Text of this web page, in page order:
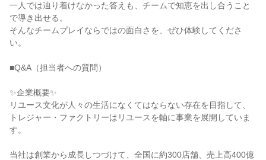
一人では辿り着けなかった答えも、チームで知恵を出し合うこと
で導き出せる。
そんなチームプレイならではの面白さを、ぜひ体験してくださ
い。
■Q&A（担当者への質問）
✨企業概要✨
リユース文化が人々の生活になくてはならない存在を目指して、
トレジャー・ファクトリーはリユースを軸に事業を展開していま
す。
当社は創業から成長しつづけて、全国に約300店舗、売上高400億